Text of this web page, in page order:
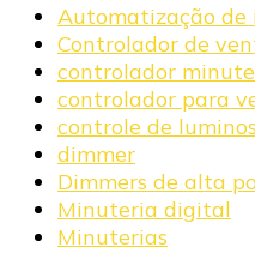
Automatização de
Controlador de
controlador
controlador para
controle de
dimmer
Dimmers de alta
Minuteria digital
Minuterias